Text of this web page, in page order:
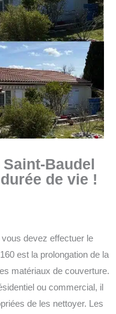
Baudel
de vie !
vous devez effectuer le
est la prolongation de la
matériaux de couverture.
ou commercial, il
de les nettoyer. Les